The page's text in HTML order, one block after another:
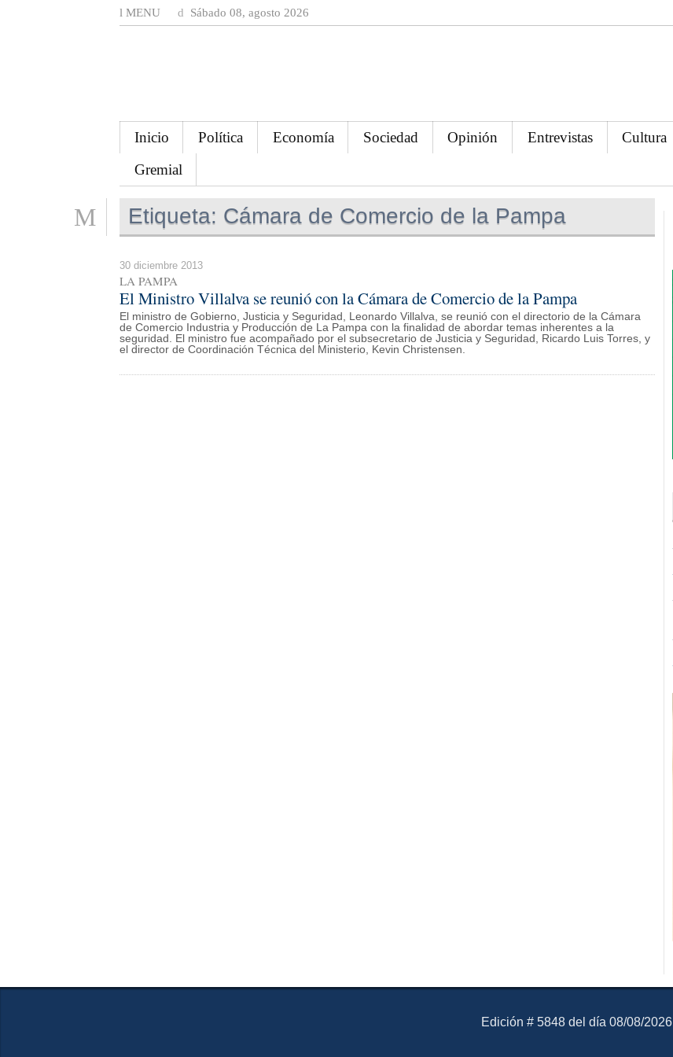
MENU Sábado 08, agosto 2026
Inicio Política Economía Sociedad Opinión Entrevistas Cultura
Gremial
Etiqueta: Cámara de Comercio de la Pampa
30 diciembre 2013
LA PAMPA
El Ministro Villalva se reunió con la Cámara de Comercio de la Pampa
El ministro de Gobierno, Justicia y Seguridad, Leonardo Villalva, se reunió con el directorio de la Cámara
de Comercio Industria y Producción de La Pampa con la finalidad de abordar temas inherentes a la
seguridad. El ministro fue acompañado por el subsecretario de Justicia y Seguridad, Ricardo Luis Torres, y
el director de Coordinación Técnica del Ministerio, Kevin Christensen.
El Mensajero Diario
Edición # 5848 del día 08/08/2026